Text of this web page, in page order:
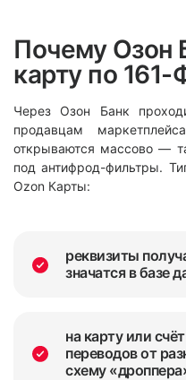
Почему Озон
карту по 161-
Через Озон Банк
продавцам
открываются массово —
под антифрод-фильтры.
Ozon Карты:
реквизиты
значатся в базе
на карту или
переводов от
схему